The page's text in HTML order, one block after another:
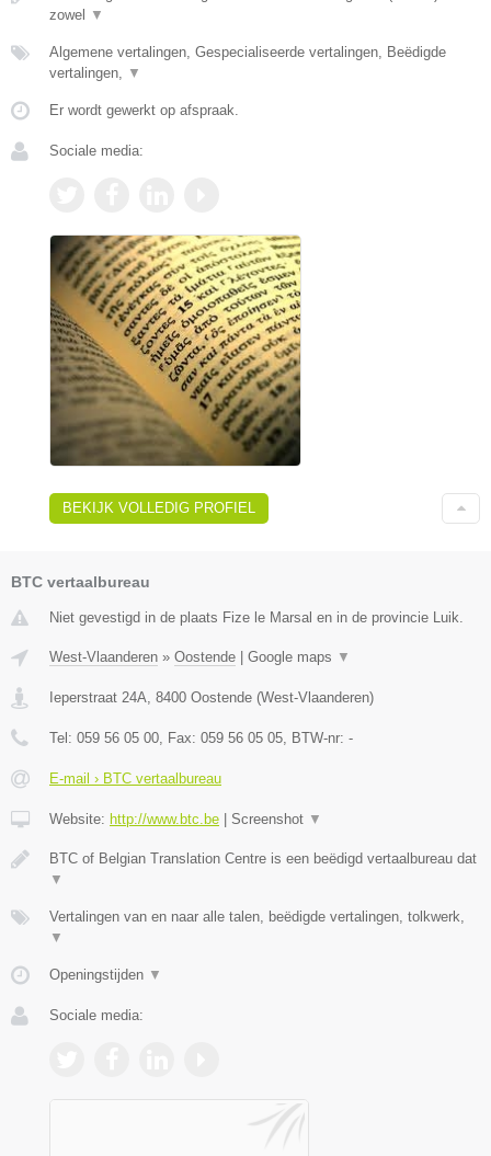
zowel ▼
Algemene vertalingen, Gespecialiseerde vertalingen, Beëdigde
vertalingen,
▼
Er wordt gewerkt op afspraak.
Sociale media:
BEKIJK VOLLEDIG PROFIEL
BTC vertaalbureau
Niet gevestigd in de plaats Fize le Marsal en in de provincie Luik.
West-Vlaanderen » Oostende | Google maps ▼
Ieperstraat 24A 8400 Oostende (West-Vlaanderen)
Tel: 059 56 05 00 , Fax: 059 56 05 05 , BTW-nr: -
E-mail › BTC vertaalbureau
Website: http://www.btc.be | Screenshot ▼
BTC of Belgian Translation Centre is een beëdigd vertaalbureau dat
▼
Vertalingen van en naar alle talen, beëdigde vertalingen, tolkwerk,
▼
Openingstijden ▼
Sociale media: